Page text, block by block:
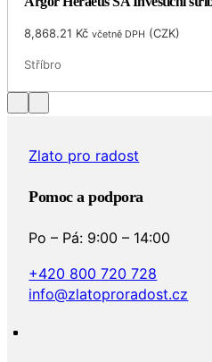
8,868.21 Kč včetně DPH (CZK)
Stříbro
Zlato pro radost
Pomoc a podpora
Po – Pá: 9:00 – 14:00
+420 800 720 728
info@zlatoproradost.cz